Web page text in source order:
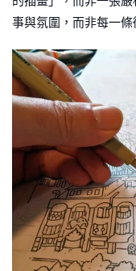
事與氛圍，而非每一條